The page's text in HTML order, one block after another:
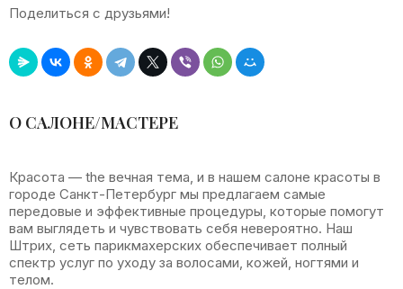
Поделиться с друзьями!
−
О САЛОНЕ/МАСТЕРЕ
Красота — the вечная тема, и в нашем салоне красоты в
городе Санкт-Петербург мы предлагаем самые
передовые и эффективные процедуры, которые помогут
вам выглядеть и чувствовать себя невероятно. Наш
Штрих, сеть парикмахерских обеспечивает полный
спектр услуг по уходу за волосами, кожей, ногтями и
телом.